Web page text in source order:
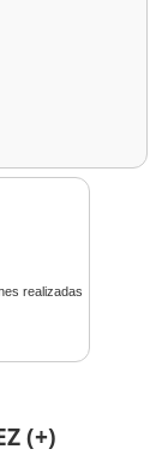
(+)
realizadas